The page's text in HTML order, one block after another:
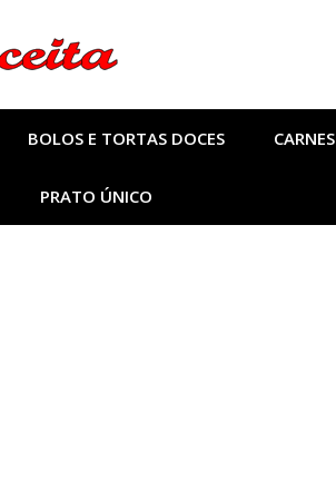
BOLOS E TORTAS DOCES CARNES
PRATO ÚNICO